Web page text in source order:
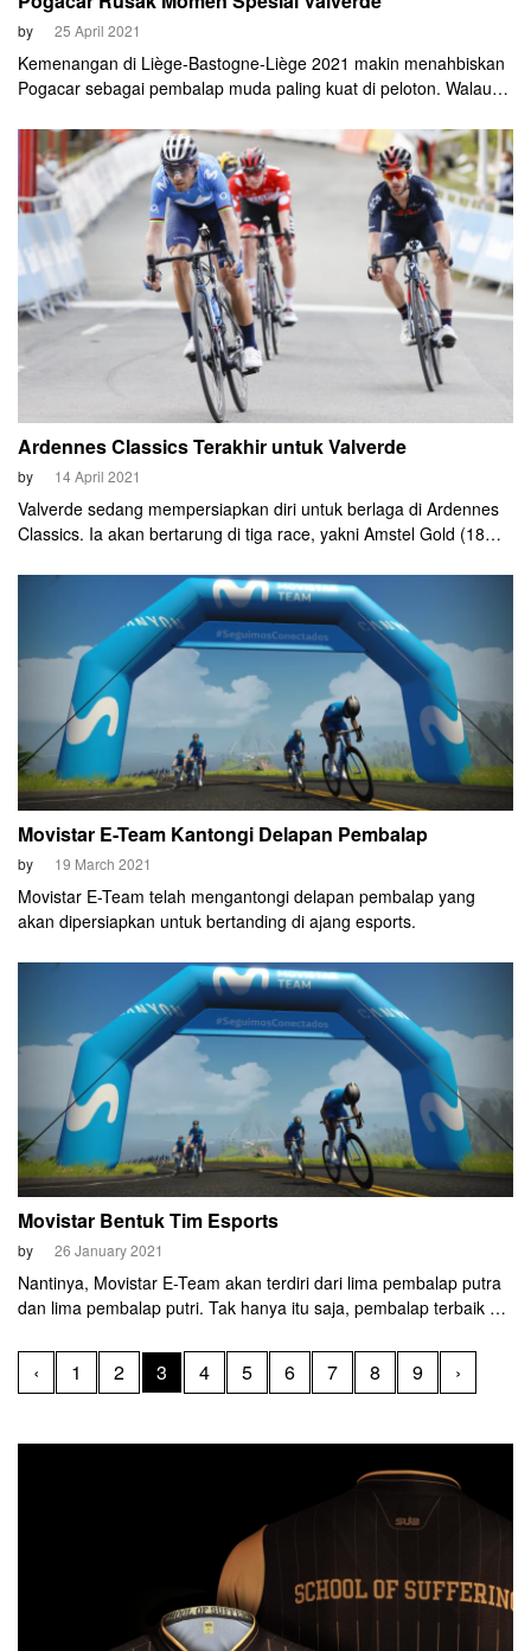
by 25 April 2021
Kemenangan di Liège-Bastogne-Liège 2021 makin menahbiskan
Pogacar sebagai pembalap muda paling kuat di peloton. Walau
kemenangan sepanjang kariernya.
Ardennes Classics Terakhir untuk Valverde
by 14 April 2021
Valverde sedang mempersiapkan diri untuk berlaga di Ardennes
Classics. Ia akan bertarung di tiga race, yakni Amstel Gold (18
(25 April)
Movistar E-Team Kantongi Delapan Pembalap
by 19 March 2021
Movistar E-Team telah mengantongi delapan pembalap yang
akan dipersiapkan untuk bertanding di ajang esports.
Movistar Bentuk Tim Esports
by 26 January 2021
Nantinya, Movistar E-Team akan terdiri dari lima pembalap putra
dan lima pembalap putri. Tak hanya itu saja, pembalap terbaik di
Canyon seperti yang digunakan oleh tim balap Movistar.
‹ 1 2 3 4 5 6 7 8 9 ›